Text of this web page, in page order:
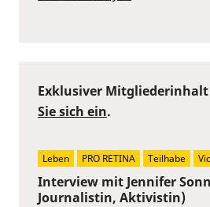
Interview mit Jennifer
Journalistin, Aktivistin)
Exklusiver
Sie sich ein.
Leben PRO RETINA Teilhabe